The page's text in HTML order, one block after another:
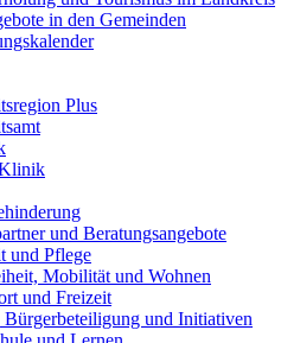
in den Gemeinden
Plus
und Beratungsangebote
und Pflege
Mobilität und Wohnen
und Freizeit
und Initiativen